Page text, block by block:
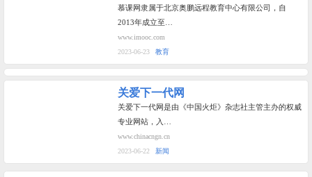
慕课网隶属于北京奥鹏远程教育中心有限公司，自
2013年成立至…
www.imooc.com
2023-06-23
教育
关爱下一代网
关爱下一代网是由《中国火炬》杂志社主管主办的权威
专业网站，入…
www.chinacngn.cn
2023-06-22
新闻